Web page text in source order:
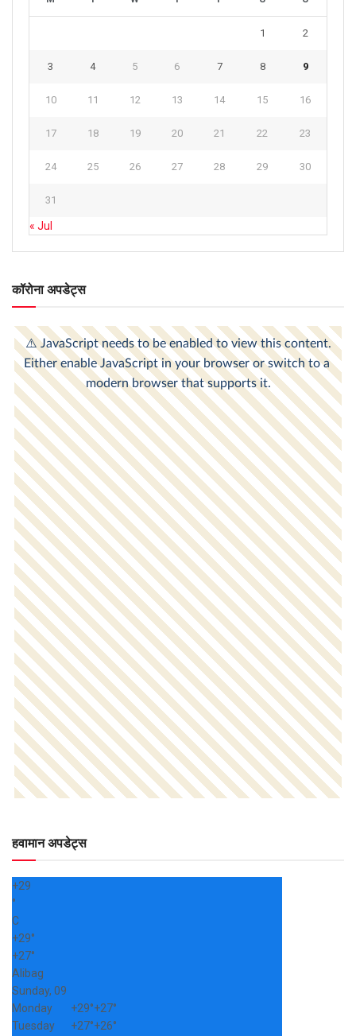
1 2
3 4 5 6 7 8 9
10 11 12 13 14 15 16
17 18 19 20 21 22 23
24 25 26 27 28 29 30
31
« Jul
कॉरोना अपडेट्स
हवामान अपडेट्स
+29
°
C
+29°
+27°
Alibag
Sunday, 09
Monday
+29°+27°
Tuesday
+27°+26°